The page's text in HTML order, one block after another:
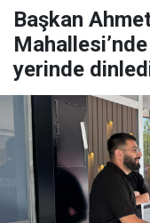
Başkan
yerinde